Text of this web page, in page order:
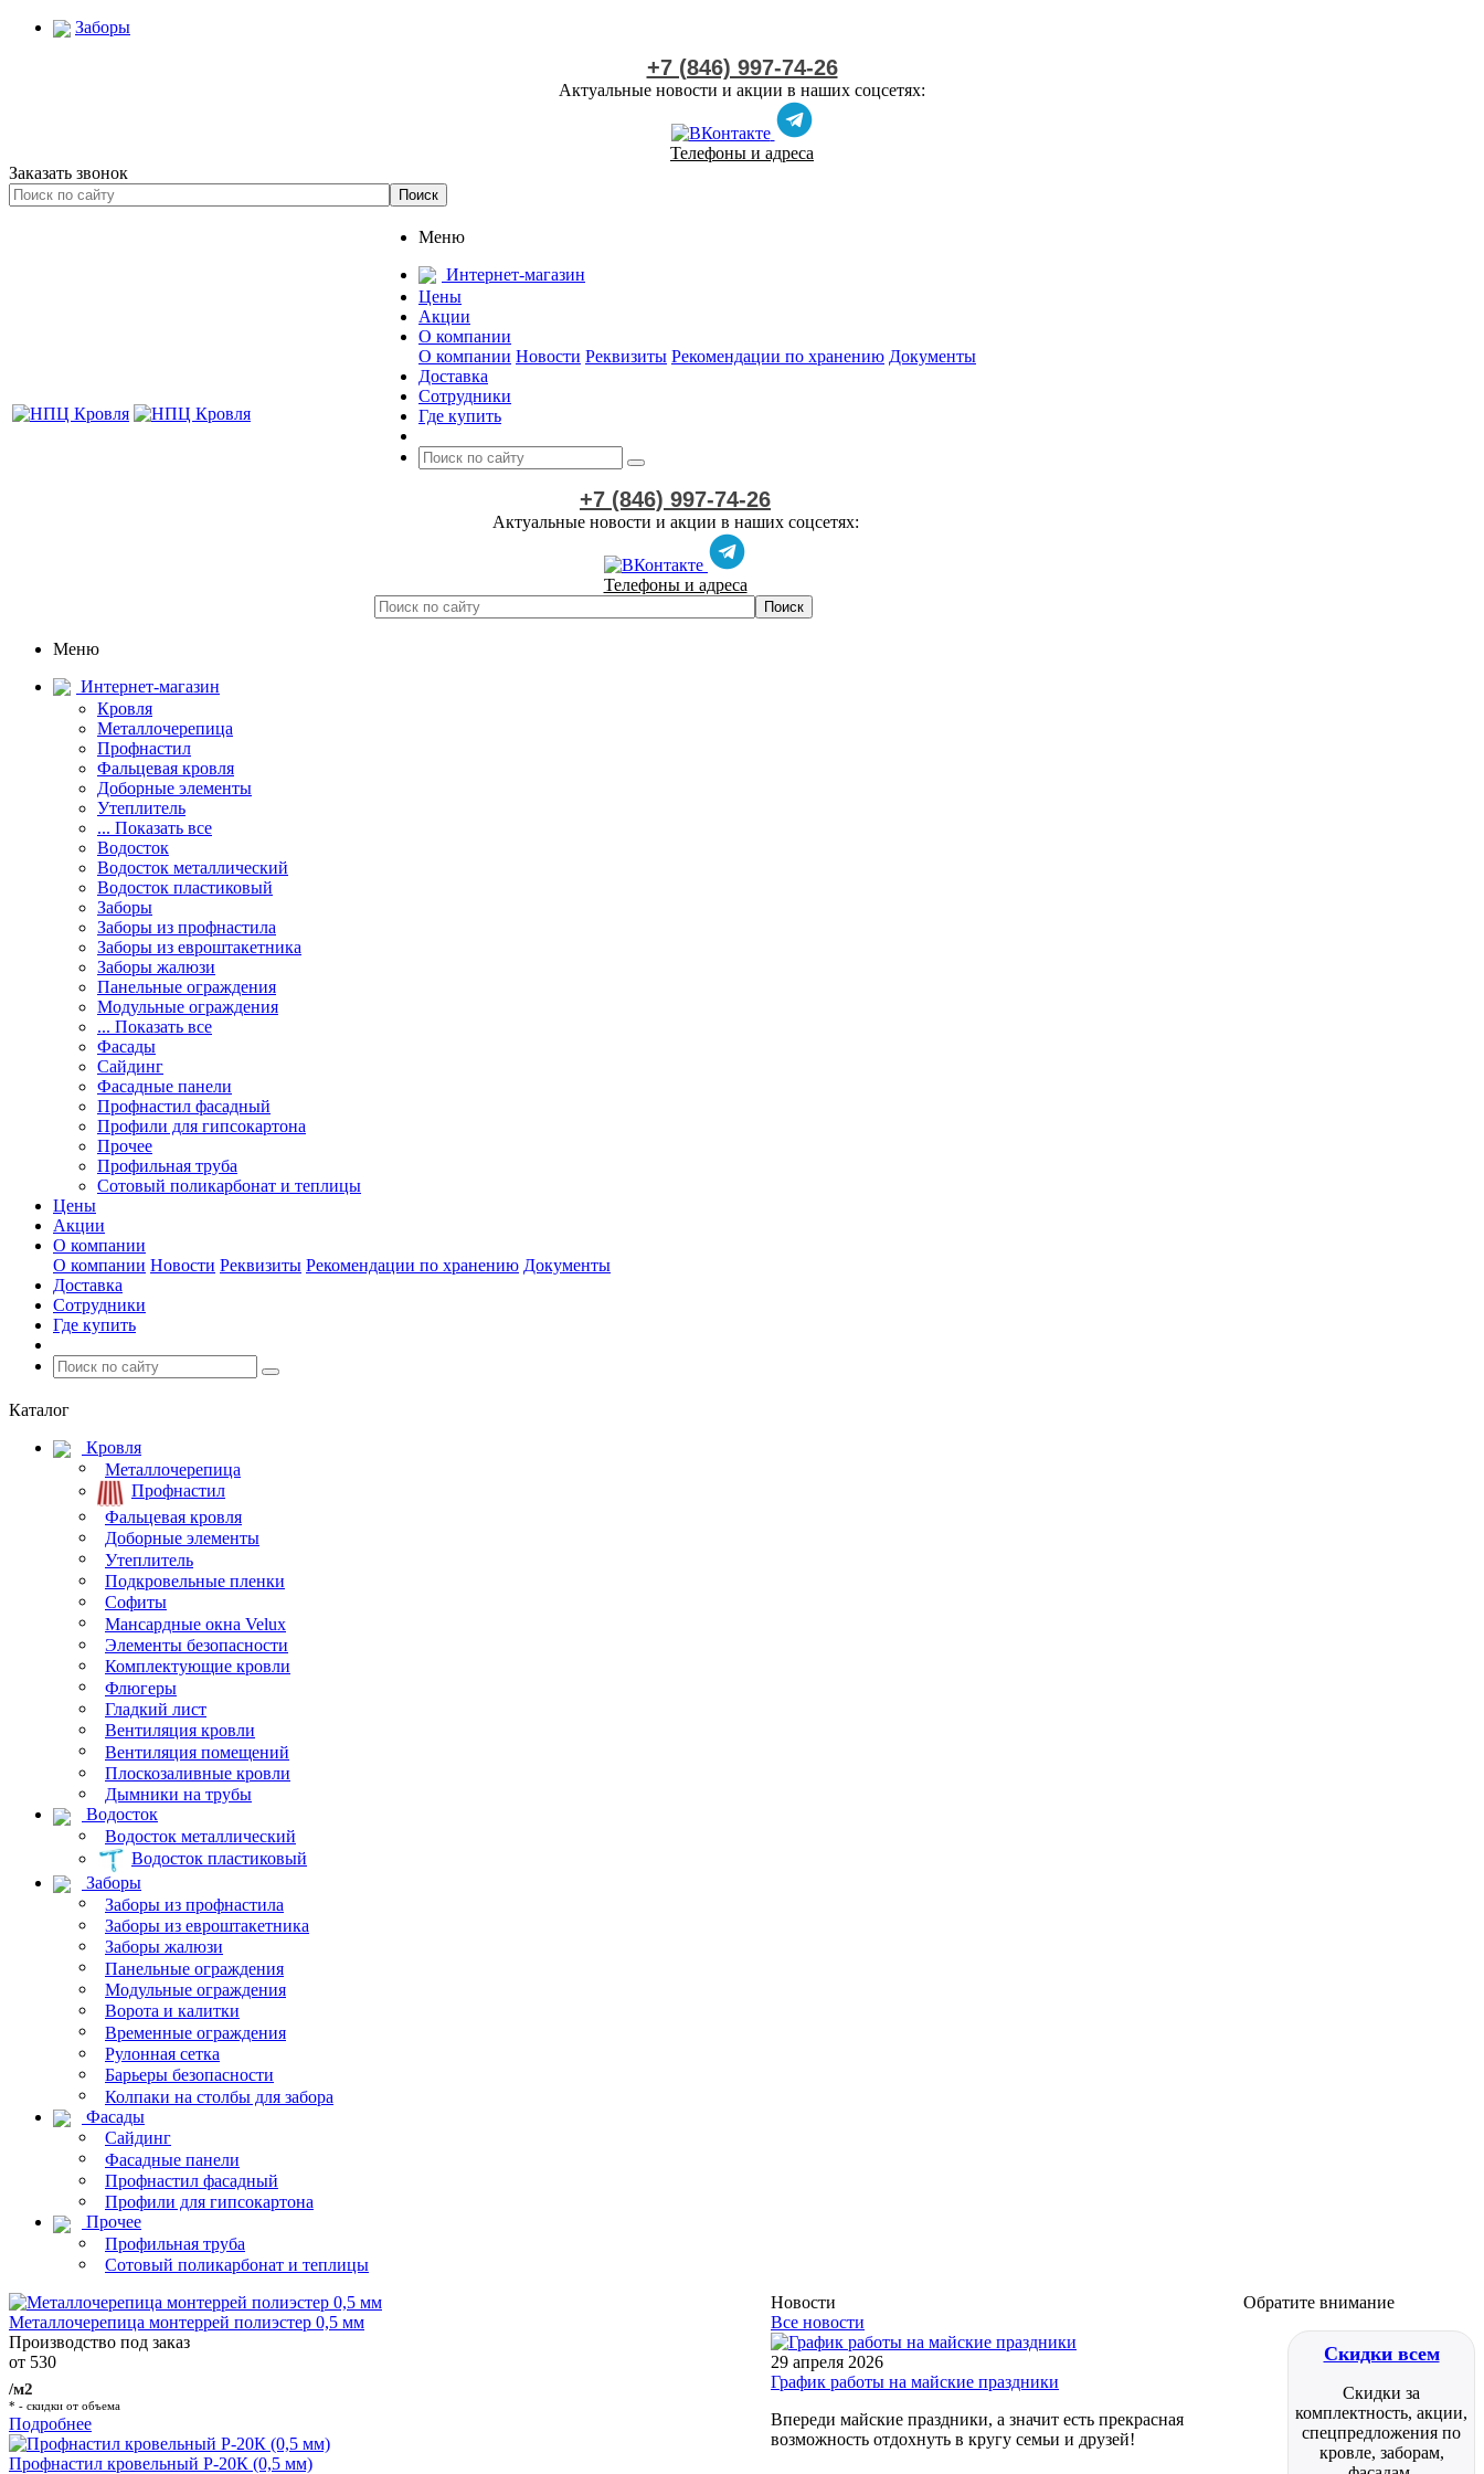
Заборы
+7 (846) 997-74-26
Актуальные новости и акции в наших соцсетях:
Телефоны и адреса
Заказать звонок
Меню
Интернет-магазин
Цены
Акции
О компании
О компании Новости Реквизиты Рекомендации по хранению Документы
Доставка
Сотрудники
Где купить
+7 (846) 997-74-26
Актуальные новости и акции в наших соцсетях:
Телефоны и адреса
Меню
Интернет-магазин
Кровля
Металлочерепица
Профнастил
Фальцевая кровля
Доборные элементы
Утеплитель
... Показать все
Водосток
Водосток металлический
Водосток пластиковый
Заборы
Заборы из профнастила
Заборы из евроштакетника
Заборы жалюзи
Панельные ограждения
Модульные ограждения
... Показать все
Фасады
Сайдинг
Фасадные панели
Профнастил фасадный
Профили для гипсокартона
Прочее
Профильная труба
Сотовый поликарбонат и теплицы
Цены
Акции
О компании
О компании Новости Реквизиты Рекомендации по хранению Документы
Доставка
Сотрудники
Где купить
Каталог
Кровля
Металлочерепица
Профнастил
Фальцевая кровля
Доборные элементы
Утеплитель
Подкровельные пленки
Софиты
Мансардные окна Velux
Элементы безопасности
Комплектующие кровли
Флюгеры
Гладкий лист
Вентиляция кровли
Вентиляция помещений
Плоскозаливные кровли
Дымники на трубы
Водосток
Водосток металлический
Водосток пластиковый
Заборы
Заборы из профнастила
Заборы из евроштакетника
Заборы жалюзи
Панельные ограждения
Модульные ограждения
Ворота и калитки
Временные ограждения
Рулонная сетка
Барьеры безопасности
Колпаки на столбы для забора
Фасады
Сайдинг
Фасадные панели
Профнастил фасадный
Профили для гипсокартона
Прочее
Профильная труба
Сотовый поликарбонат и теплицы
Металлочерепица монтеррей полиэстер 0,5 мм
Производство под заказ
от 530
/м2
* - скидки от объема
Подробнее
Профнастил кровельный Р-20К (0,5 мм)
Обратите внимание
Скидки всем
Скидки за
комплектность, акции,
спецпредложения по
кровле, заборам,
Новости
Все новости
29 апреля 2026
График работы на майские праздники
Впереди майские праздники, а значит есть прекрасная
возможность отдохнуть в кругу семьи и друзей!